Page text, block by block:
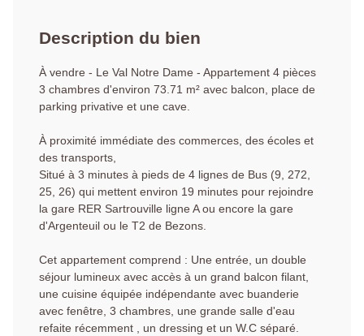
Description du bien
À vendre - Le Val Notre Dame - Appartement 4 pièces
3 chambres d'environ 73.71 m² avec balcon, place de
parking privative et une cave.
À proximité immédiate des commerces, des écoles et
des transports,
Situé à 3 minutes à pieds de 4 lignes de Bus (9, 272,
25, 26) qui mettent environ 19 minutes pour rejoindre
la gare RER Sartrouville ligne A ou encore la gare
d'Argenteuil ou le T2 de Bezons.
Cet appartement comprend : Une entrée, un double
séjour lumineux avec accès à un grand balcon filant,
une cuisine équipée indépendante avec buanderie
avec fenêtre, 3 chambres, une grande salle d'eau
refaite récemment , un dressing et un W.C séparé.